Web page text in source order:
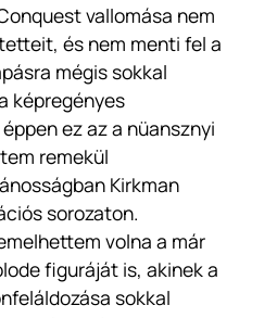
vallomása nem
és nem menti fel a
mégis sokkal
képregényes
ez az a nüansznyi
remekül
Kirkman
sorozaton.
volna a már
figuráját is, akinek a
sokkal